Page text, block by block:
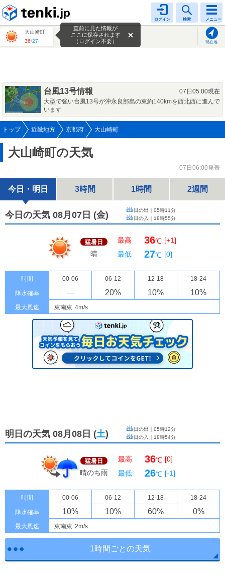
ログイン 検索 メニュー
大山崎町
36/27 現在地
直前に見た情報が
ここに保存されます
（ログイン不要）
台風13号情報
07日05:00現在
大型で強い台風13号が沖永良部島の東約140kmを西北西に進んで
います
トップ 近畿地方 京都府 大山崎町
大山崎町の天気
07日06:00発表
今日・明日 3時間 1時間 2週間
今日の天気 08月07日 (金) 日の出｜ 05時11分
日の入｜ 18時55分
猛暑日
晴
最高 36℃ [+1]
最低
27℃ [0]
時間 00-06 06-12 12-18 18-24
降水確率 --- 20% 10% 10%
最大風速 東南東 4m/s
明日の天気 08月08日 (土) 日の出｜ 05時12分
日の入｜ 18時54分
猛暑日
晴のち雨
最高 36℃ [0]
最低
26℃ [-1]
時間 00-06 06-12 12-18 18-24
降水確率 10% 10% 60% 0%
最大風速 東南東 2m/s
1時間ごとの天気